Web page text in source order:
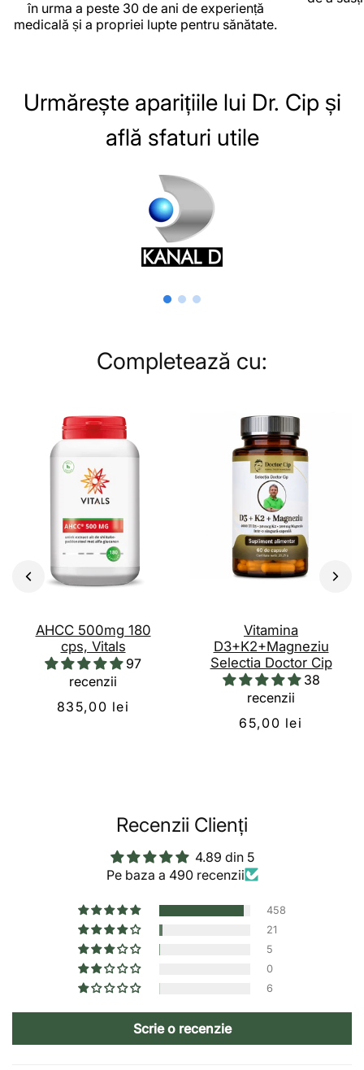
în urma a peste 30 de ani de experiență
medicală și a propriei lupte pentru sănătate.
Urmărește aparițiile lui Dr. Cip și
află sfaturi utile
Completează cu:
AHCC 500mg 180
cps, Vitals
97
recenzii
835,00 lei
Vitamina
D3+K2+Magneziu
Selectia Doctor Cip
38
recenzii
65,00 lei
Recenzii Clienți
4.89 din 5
Pe baza a 490 recenzii
458
21
5
0
6
Scrie o recenzie